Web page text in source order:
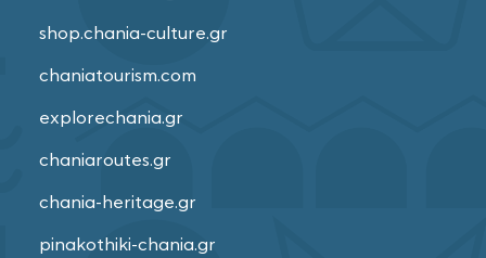
shop.chania-culture.gr
chaniatourism.com
explorechania.gr
chaniaroutes.gr
chania-heritage.gr
pinakothiki-chania.gr